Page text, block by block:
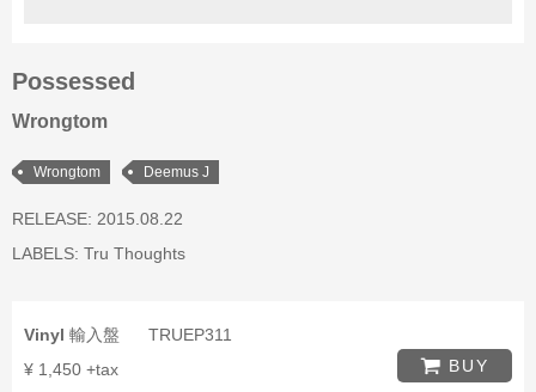
Possessed
Wrongtom
Wrongtom Deemus J
RELEASE: 2015.08.22
LABELS: Tru Thoughts
Vinyl 輸入盤
TRUEP311
¥ 1,450 +tax
BUY